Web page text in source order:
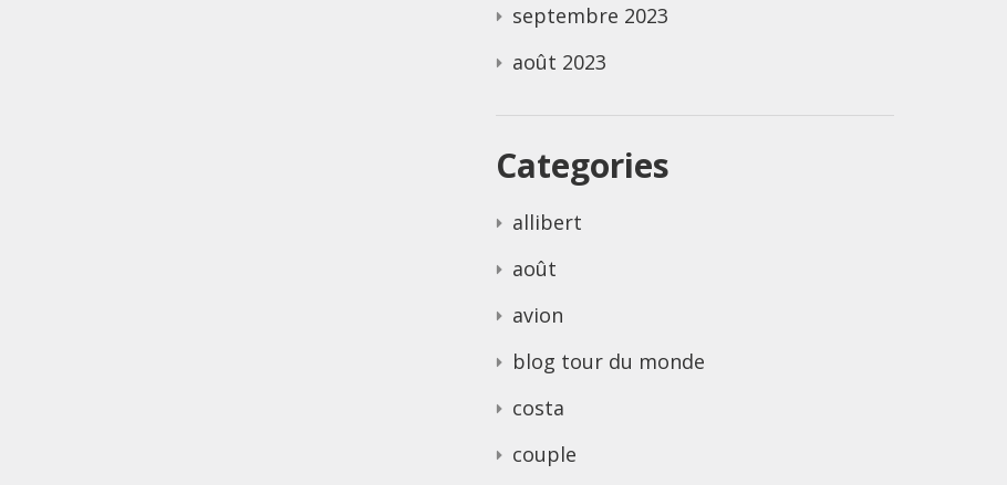
septembre 2023
août 2023
Categories
allibert
août
avion
blog tour du monde
costa
couple